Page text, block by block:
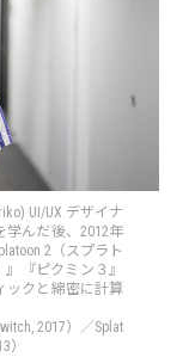
UI/UX デザイナ
んだ後、2012年
2（スプラト
『ピクミン３』
ックと綿密に計算
2017）／Splat
）